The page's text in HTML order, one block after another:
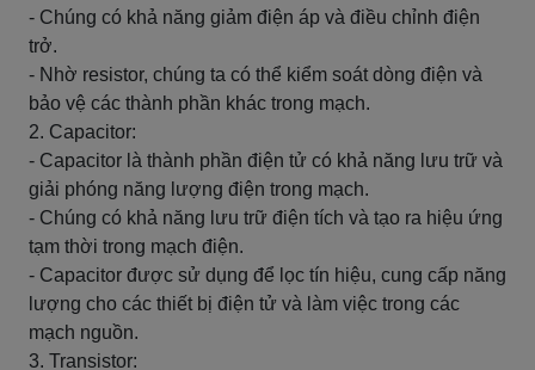
- Chúng có khả năng giảm điện áp và điều chỉnh điện
trở.
- Nhờ resistor, chúng ta có thể kiểm soát dòng điện và
bảo vệ các thành phần khác trong mạch.
2. Capacitor:
- Capacitor là thành phần điện tử có khả năng lưu trữ và
giải phóng năng lượng điện trong mạch.
- Chúng có khả năng lưu trữ điện tích và tạo ra hiệu ứng
tạm thời trong mạch điện.
- Capacitor được sử dụng để lọc tín hiệu, cung cấp năng
lượng cho các thiết bị điện tử và làm việc trong các
mạch nguồn.
3. Transistor: